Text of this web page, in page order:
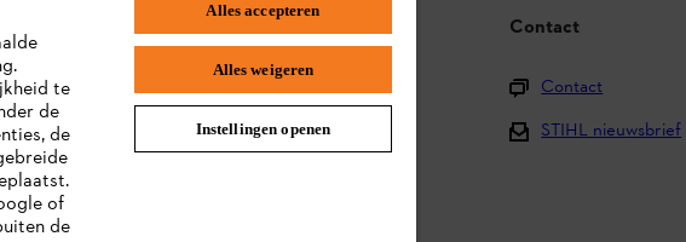
STIHL FAQ
Productregistratie
Onderdelen en assortiment
Contact
Contact
STIHL nieuwsbrief
te
de
de
of
de
Alles accepteren
Alles weigeren
Instellingen openen